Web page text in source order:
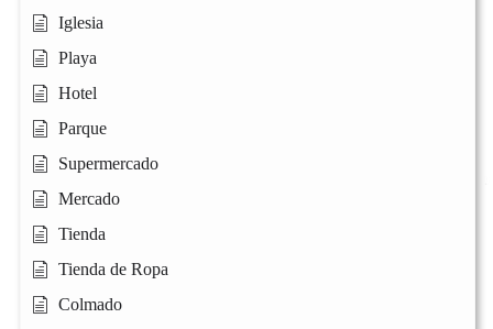
Iglesia
Playa
Hotel
Parque
Supermercado
Mercado
Tienda
Tienda de Ropa
Colmado